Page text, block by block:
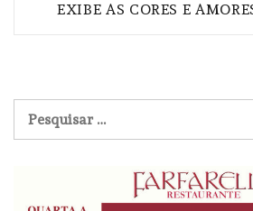
EXIBE AS CORES E